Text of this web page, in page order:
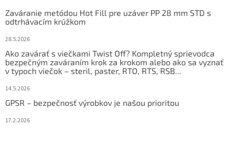
Zaváranie metódou Hot Fill pre uzáver PP 28 mm STD s
odtrhávacím krúžkom
28.5.2026
Ako zavárať s viečkami Twist Off? Kompletný sprievodca
bezpečným zaváraním krok za krokom alebo ako sa vyznať
v typoch viečok – steril, paster, RTO, RTS, RSB...
14.5.2026
GPSR – bezpečnosť výrobkov je našou prioritou
17.2.2026